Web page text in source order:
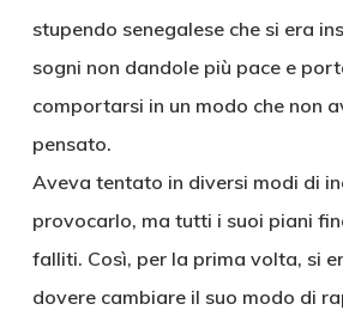
stupendo senegalese che si era
sogni non dandole più pace e
comportarsi in un modo che non
pensato.
Aveva tentato in diversi modi di
provocarlo, ma tutti i suoi piani
falliti. Così, per la prima volta, si
dovere cambiare il suo modo di